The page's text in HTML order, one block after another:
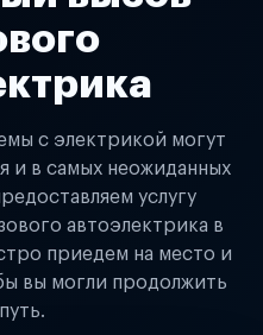
с электрикой могут
и в самых неожиданных
услугу
автоэлектрика в
приедем на место и
вы могли продолжить